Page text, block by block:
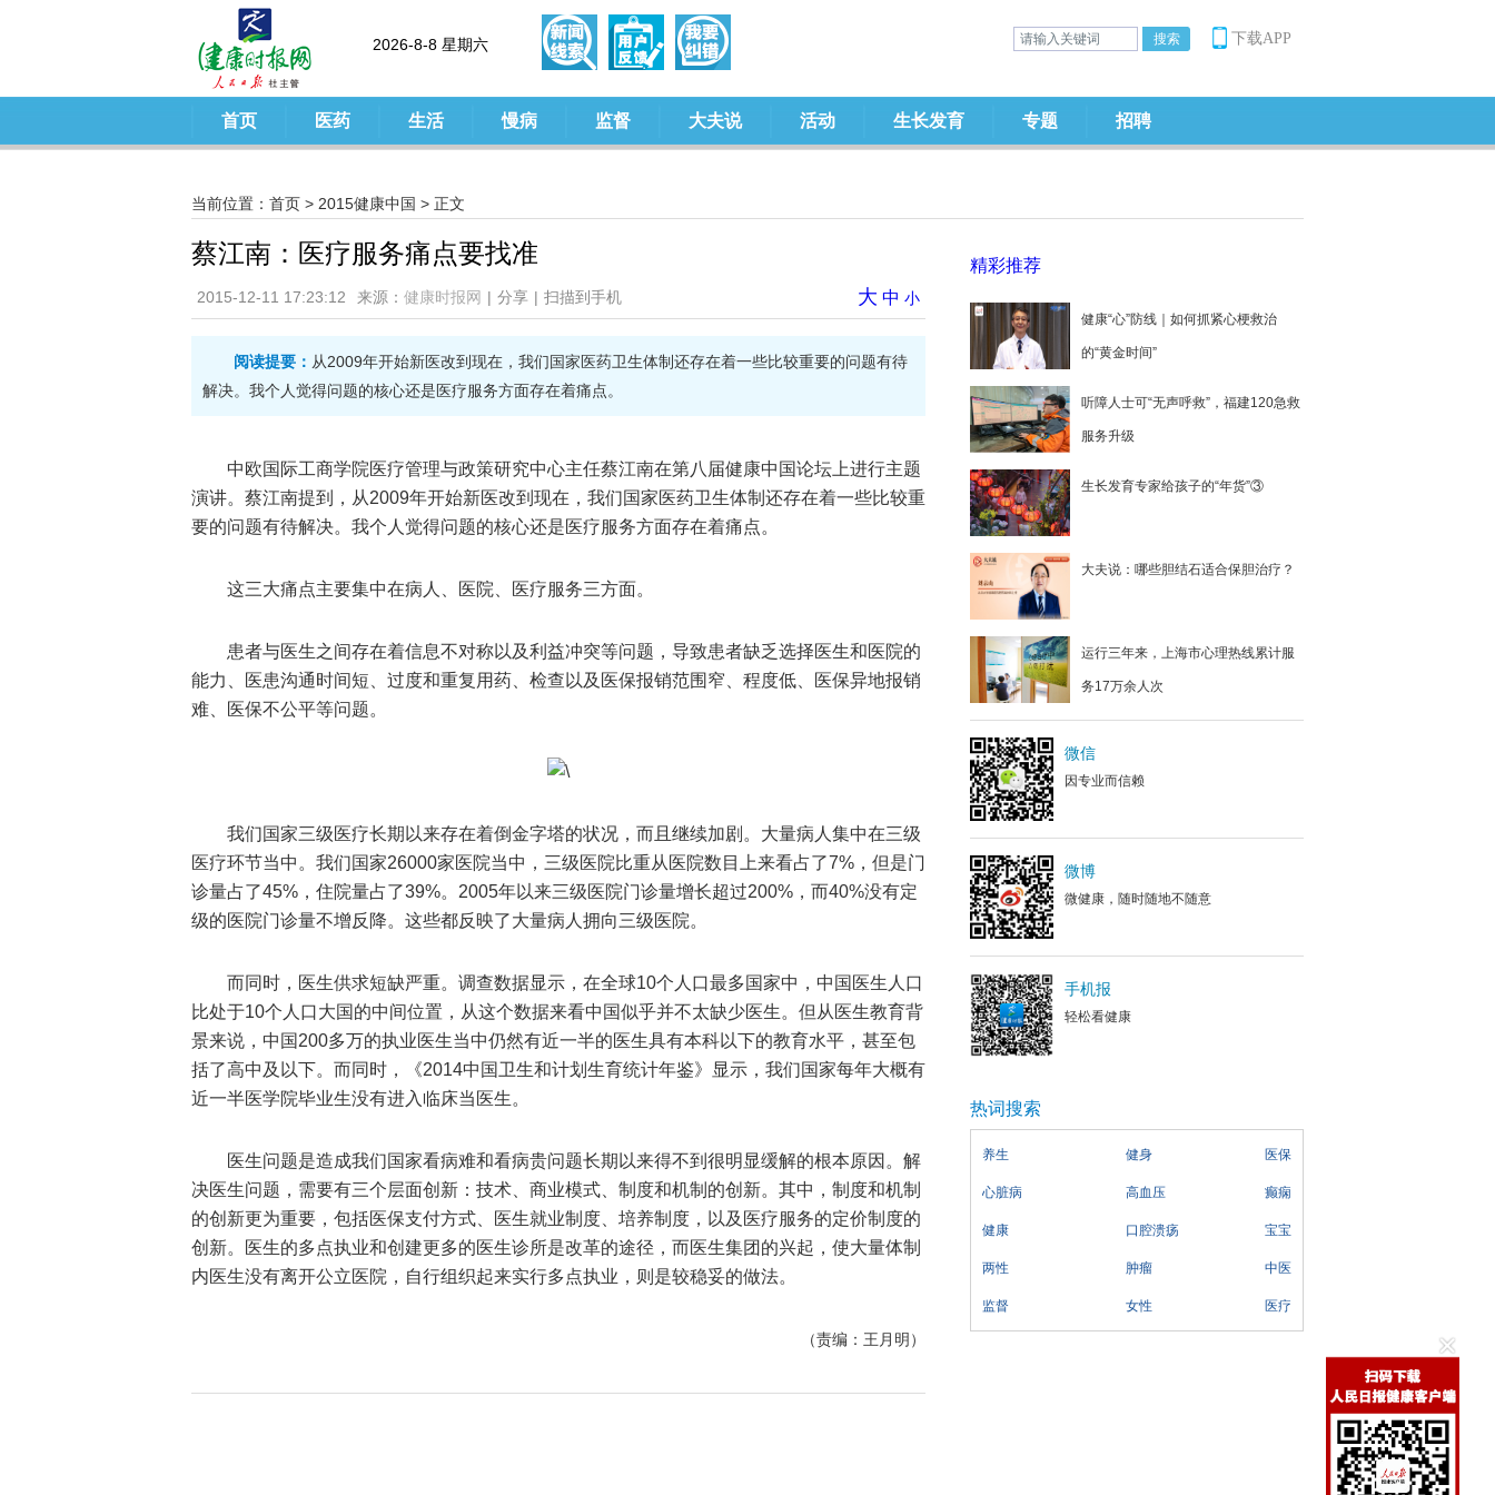
2026-8-8 星期六 下载APP
首页 医药 生活 慢病 监督 大夫说 活动 生长发育 专题 招聘
当前位置： 首页 > 2015健康中国 > 正文
蔡江南：医疗服务痛点要找准
2015-12-11 17:23:12 来源： 健康时报网 | 分享 | 扫描到手机 大 中 小
阅读提要： 从2009年开始新医改到现在，我们国家医药卫生体制还存在着一些比较重要的问题有待
解决。我个人觉得问题的核心还是医疗服务方面存在着痛点。
中欧国际工商学院医疗管理与政策研究中心主任蔡江南在第八届健康中国论坛上进行主题
演讲。蔡江南提到，从2009年开始新医改到现在，我们国家医药卫生体制还存在着一些比较重
要的问题有待解决。我个人觉得问题的核心还是医疗服务方面存在着痛点。
这三大痛点主要集中在病人、医院、医疗服务三方面。
患者与医生之间存在着信息不对称以及利益冲突等问题，导致患者缺乏选择医生和医院的
能力、医患沟通时间短、过度和重复用药、检查以及医保报销范围窄、程度低、医保异地报销
难、医保不公平等问题。
我们国家三级医疗长期以来存在着倒金字塔的状况，而且继续加剧。大量病人集中在三级
医疗环节当中。我们国家26000家医院当中，三级医院比重从医院数目上来看占了7%，但是门
诊量占了45%，住院量占了39%。2005年以来三级医院门诊量增长超过200%，而40%没有定
级的医院门诊量不增反降。这些都反映了大量病人拥向三级医院。
而同时，医生供求短缺严重。调查数据显示，在全球10个人口最多国家中，中国医生人口
比处于10个人口大国的中间位置，从这个数据来看中国似乎并不太缺少医生。但从医生教育背
景来说，中国200多万的执业医生当中仍然有近一半的医生具有本科以下的教育水平，甚至包
括了高中及以下。而同时，《2014中国卫生和计划生育统计年鉴》显示，我们国家每年大概有
近一半医学院毕业生没有进入临床当医生。
医生问题是造成我们国家看病难和看病贵问题长期以来得不到很明显缓解的根本原因。解
决医生问题，需要有三个层面创新：技术、商业模式、制度和机制的创新。其中，制度和机制
的创新更为重要，包括医保支付方式、医生就业制度、培养制度，以及医疗服务的定价制度的
创新。医生的多点执业和创建更多的医生诊所是改革的途径，而医生集团的兴起，使大量体制
内医生没有离开公立医院，自行组织起来实行多点执业，则是较稳妥的做法。
（责编：王月明）
精彩推荐
健康“心”防线｜如何抓紧心梗救治
的“黄金时间”
听障人士可“无声呼救”，福建120急救
服务升级
生长发育专家给孩子的“年货”③
大夫说：哪些胆结石适合保胆治疗？
运行三年来，上海市心理热线累计服
务17万余人次
微信
因专业而信赖
微博
微健康，随时随地不随意
手机报
轻松看健康
热词搜索
养生 健身 医保
心脏病 高血压 癫痫
健康 口腔溃疡 宝宝
两性 肿瘤 中医
监督 女性 医疗